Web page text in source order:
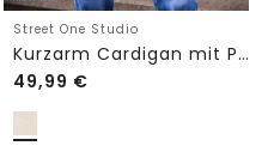
Street One Studio
Kurzarm Cardigan mit Polokragen
49,99 €